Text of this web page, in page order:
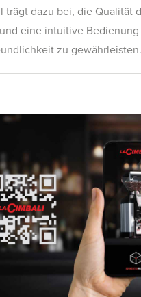
trägt dazu bei, die Qualität
eine intuitive Bedienung
zu gewährleisten.